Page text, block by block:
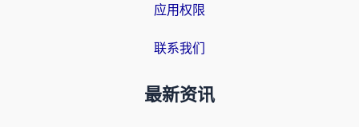
应用权限
联系我们
最新资讯